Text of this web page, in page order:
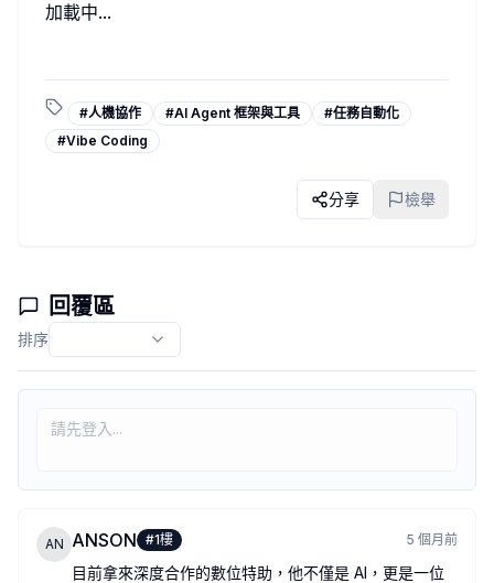
加載中...
#人機協作 #AI Agent 框架與工具 #任務自動化
#Vibe Coding
分享 檢舉
回覆區
排序
AN ANSON #1樓 5 個月前
目前拿來深度合作的數位特助，他不僅是 AI，更是一位